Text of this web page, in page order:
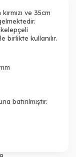
ve 35cm
birlikte kullanılır.
batırılmıştır.